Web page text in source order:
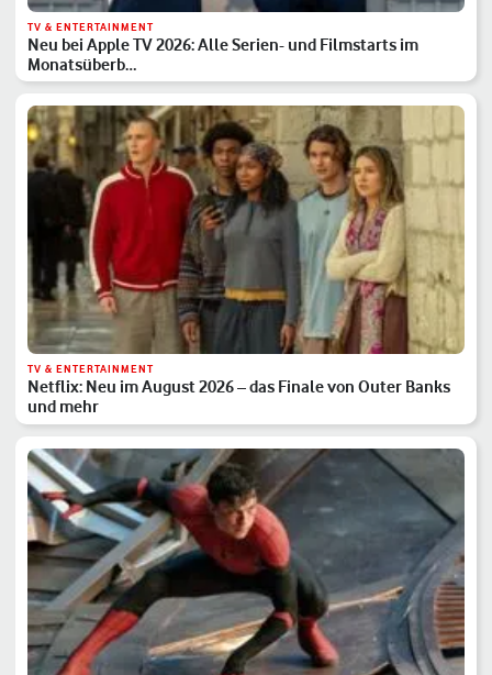
TV & ENTERTAINMENT
Neu bei Apple TV 2026: Alle Serien- und Filmstarts im
Monatsüberb…
TV & ENTERTAINMENT
Netflix: Neu im August 2026 – das Finale von Outer Banks
und mehr